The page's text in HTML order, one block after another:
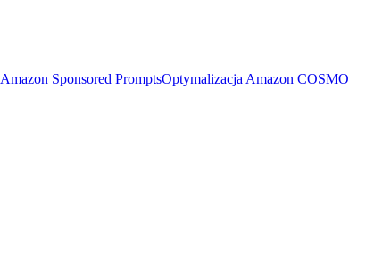
Amazon Sponsored PromptsOptymalizacja Amazon COSMO